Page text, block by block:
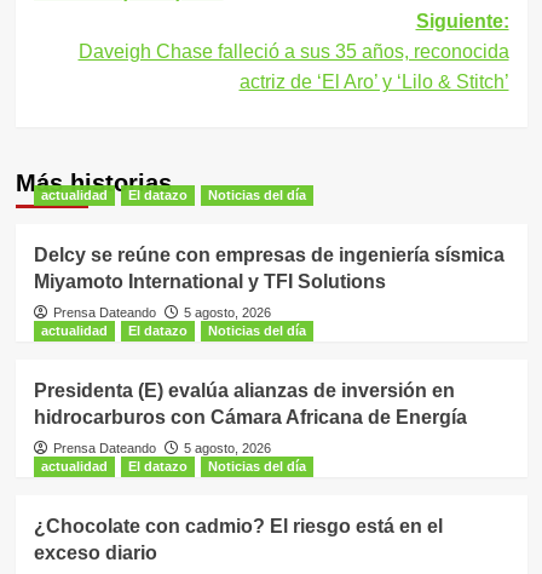
entradas
Siguiente:
Daveigh Chase falleció a sus 35 años, reconocida
actriz de ‘El Aro’ y ‘Lilo & Stitch’
Más historias
actualidad El datazo Noticias del día
Delcy se reúne con empresas de ingeniería sísmica
Miyamoto International y TFI Solutions
Prensa Dateando
5 agosto, 2026
actualidad
El datazo Noticias del día
Presidenta (E) evalúa alianzas de inversión en
hidrocarburos con Cámara Africana de Energía
Prensa Dateando
5 agosto, 2026
actualidad
El datazo Noticias del día
¿Chocolate con cadmio? El riesgo está en el
exceso diario